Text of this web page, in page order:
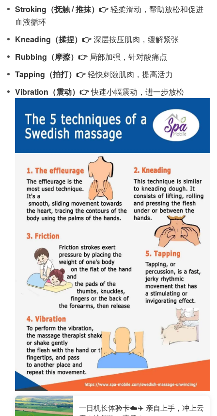
Stroking（抚触 / 推抹） 👉轻柔滑动，帮助放松和促进
血液循环
Kneading（揉捏） 👉深层按压肌肉，缓解紧张
Rubbing（摩擦） 👉 局部加强，针对酸痛点
Tapping（拍打） 👉轻快刺激肌肉，提高活力
Vibration（震动） 👉快速小幅震动，进一步放松
一日机长体验卡☁️✈️ 亲自上手，冲上云